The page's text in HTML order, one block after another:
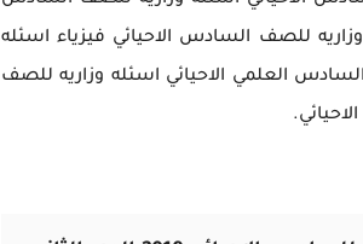
للصف السادس الاحيائي فيزياء اسئله
العلمي الاحيائي اسئله وزاريه للصف